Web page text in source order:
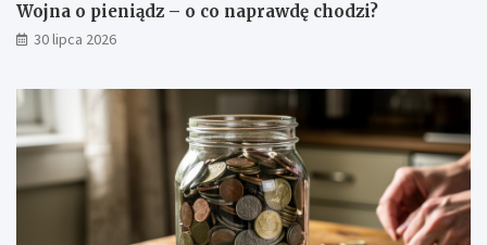
Wojna o pieniądz – o co naprawdę chodzi?
30 lipca 2026